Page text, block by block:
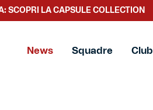
SCOPRI LA CAPSULE COLLECTION
News Squadre Club